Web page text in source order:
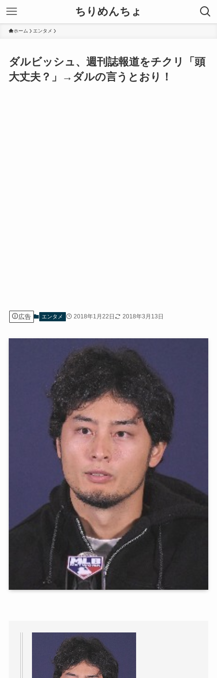
ちりめんちょ
ホーム エンタメ
ダルビッシュ、週刊誌報道をチクリ「頭
大丈夫？」→ダルの言うとおり！
広告 エンタメ 2018年1月22日 2018年3月13日